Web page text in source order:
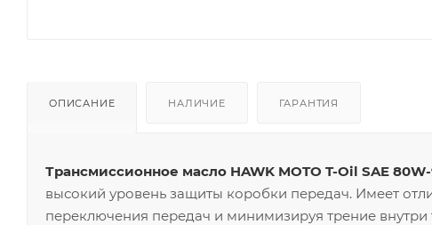
ОПИСАНИЕ НАЛИЧИЕ ГАРАНТИЯ
Трансмиссионное масло HAWK MOTO T-Oil SAE
высокий уровень защиты коробки передач. Имеет
переключения передач и минимизируя трение